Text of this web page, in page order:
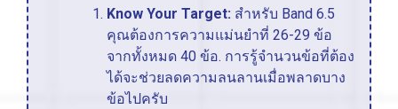
Know Your Target: สำหรับ Band 6.5
คุณต้องการความแม่นยำที่ 26-29 ข้อ
จากทั้งหมด 40 ข้อ. การรู้จำนวนข้อที่ต้อง
ได้จะช่วยลดความลนลานเมื่อพลาดบาง
ข้อไปครับ